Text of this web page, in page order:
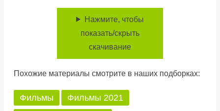
Нажмите, чтобы
показать/скрыть
скачивание
Похожие материалы смотрите в наших подборках:
Фильмы
Фильмы 2021